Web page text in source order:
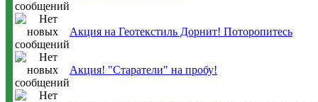
Акция на Геотекстиль Дорнит! Поторопитесь
Акция! "Старатели" на пробу!